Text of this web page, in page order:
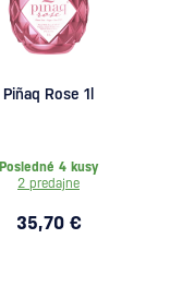
Piñaq Rose 1l
Posledné 4 kusy
2 predajne
35,70 €